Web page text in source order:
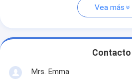
Vea más
Contacto
Mrs. Emma